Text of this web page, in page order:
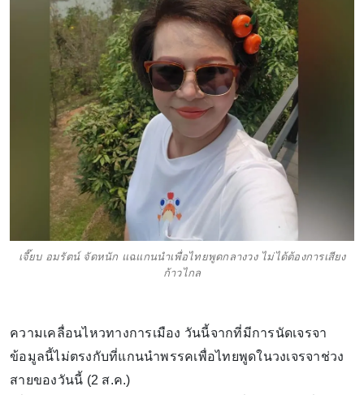
เจี๊ยบ อมรัตน์ จัดหนัก แฉแกนนำเพื่อไทยพูดกลางวง ไม่ได้ต้องการเสียง
ก้าวไกล
ความเคลื่อนไหวทางการเมือง วันนี้จากที่มีการนัดเจรจา
ข้อมูลนี้ไม่ตรงกับที่แกนนำพรรคเพื่อไทยพูดในวงเจรจาช่วง
สายของวันนี้ (2 ส.ค.)